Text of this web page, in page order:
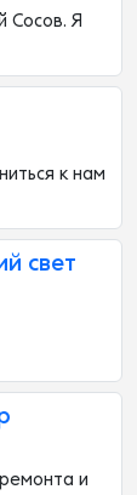
Сосов. Я
к нам
свет
и